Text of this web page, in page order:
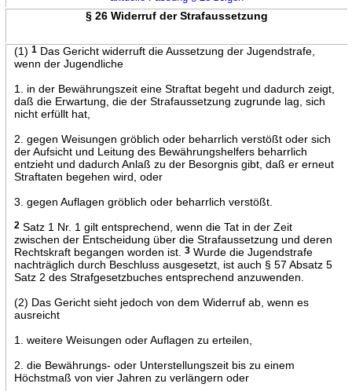
§ 26 Widerruf der Strafaussetzung
(1) 1Das Gericht widerruft die Aussetzung der Jugendstrafe,
wenn der Jugendliche
1. in der Bewährungszeit eine Straftat begeht und dadurch zeigt,
daß die Erwartung, die der Strafaussetzung zugrunde lag, sich
nicht erfüllt hat,
2. gegen Weisungen gröblich oder beharrlich verstößt oder sich
der Aufsicht und Leitung des Bewährungshelfers beharrlich
entzieht und dadurch Anlaß zu der Besorgnis gibt, daß er erneut
Straftaten begehen wird, oder
3. gegen Auflagen gröblich oder beharrlich verstößt.
2Satz 1 Nr. 1 gilt entsprechend, wenn die Tat in der Zeit
zwischen der Entscheidung über die Strafaussetzung und deren
Rechtskraft begangen worden ist.
3Wurde die Jugendstrafe
nachträglich durch Beschluss ausgesetzt, ist auch § 57 Absatz 5
Satz 2 des Strafgesetzbuches entsprechend anzuwenden.
(2) Das Gericht sieht jedoch von dem Widerruf ab, wenn es
ausreicht
1. weitere Weisungen oder Auflagen zu erteilen,
2. die Bewährungs- oder Unterstellungszeit bis zu einem
Höchstmaß von vier Jahren zu verlängern oder